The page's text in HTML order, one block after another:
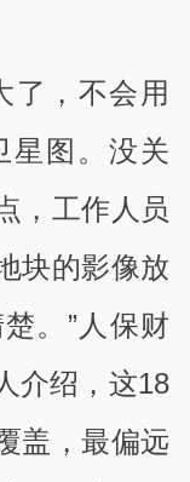
了，不会用
星图。没关
，工作人员
块的影像放
。”人保财
介绍，这18
盖，最偏远